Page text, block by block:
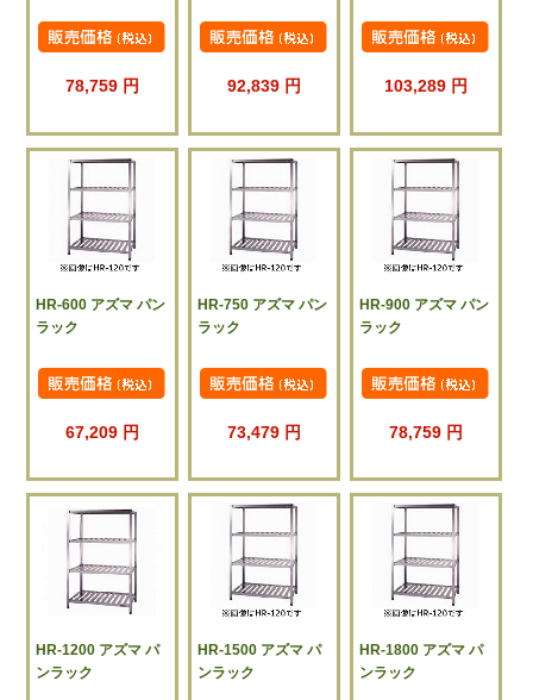
78,759 円 92,839 円 103,289 円
HR-600 アズマ パン
ラック
67,209 円
HR-750 アズマ パン
ラック
73,479 円
HR-900 アズマ パン
ラック
78,759 円
HR-1200 アズマ パ
ンラック
HR-1500 アズマ パ
ンラック
HR-1800 アズマ パ
ンラック